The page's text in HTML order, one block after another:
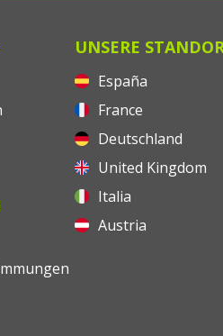
UNSERE
España
France
Deutschland
United Kingdom
Italia
Austria